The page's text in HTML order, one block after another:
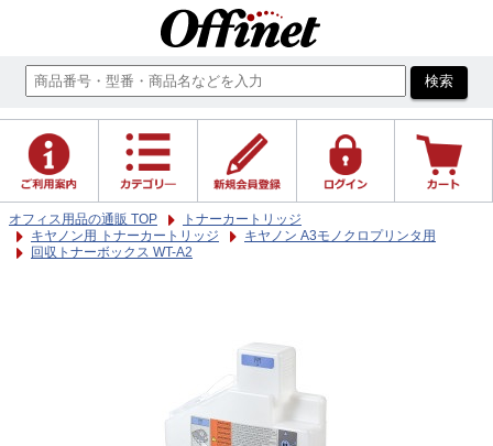
オフィス用品の通販 TOP
トナーカートリッジ
キヤノン用 トナーカートリッジ
キヤノン A3モノクロプリンタ用
回収トナーボックス WT-A2